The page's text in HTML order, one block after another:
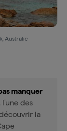
Australie
manquer
des
la